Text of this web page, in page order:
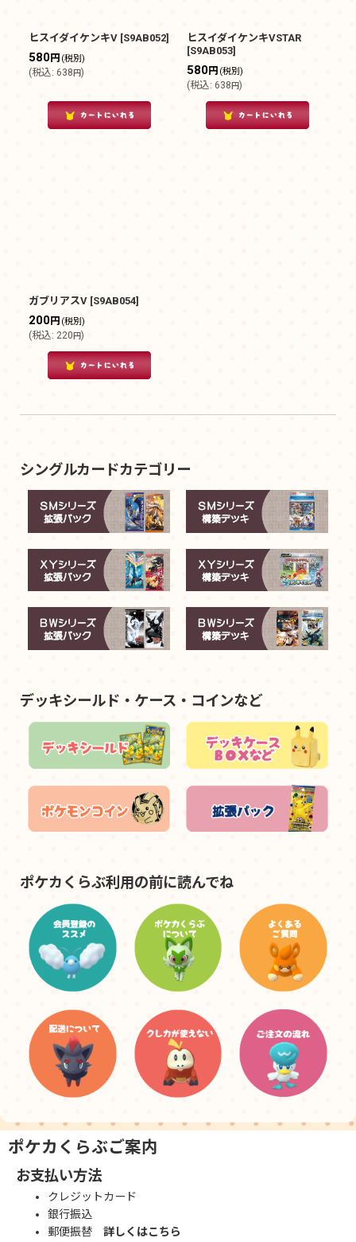
ヒスイダイケンキV [S9AB052]
580円 (税別)
(税込: 638円)
ヒスイダイケンキVSTAR
[S9AB053]
580円 (税別)
(税込: 638円)
ガブリアスV [S9AB054]
200円 (税別)
(税込: 220円)
シングルカードカテゴリー
デッキシールド・ケース・コインなど
ポケカくらぶ利用の前に読んでね
ポケカくらぶご案内
お支払い方法
クレジットカード
銀行振込
郵便振替 詳しくはこちら